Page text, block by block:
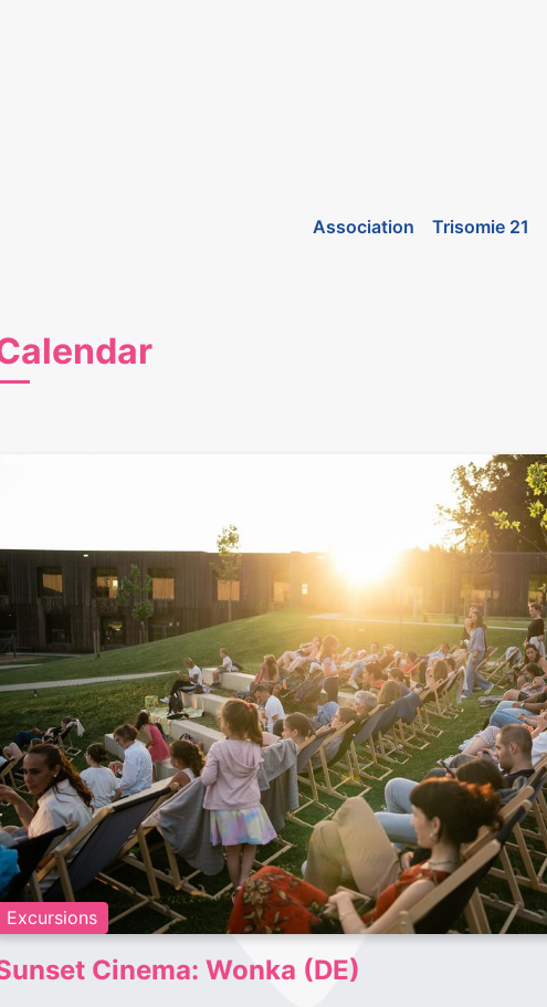
Association Trisomie 21
Excursions
Cinema: Wonka (DE)